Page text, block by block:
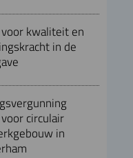
voor kwaliteit en
in de
circulair
in